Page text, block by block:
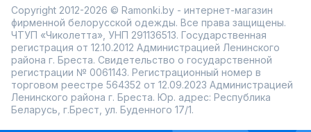
Copyright 2012-2026 © Ramonki.by - интернет-магазин
фирменной белорусской одежды. Все права защищены.
ЧТУП «Чиколетта», УНП 291136513. Государственная
регистрация от 12.10.2012 Администрацией Ленинского
района г. Бреста. Свидетельство о государственной
регистрации № 0061143. Регистрационный номер в
торговом реестре 564352 от 12.09.2023 Администрацией
Ленинского района г. Бреста. Юр. адрес: Республика
Беларусь, г.Брест, ул. Буденного 17/1.